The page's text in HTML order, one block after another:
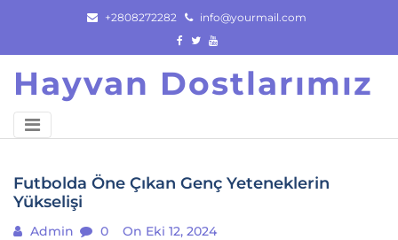
content
+2808272282 info@yourmail.com
Hayvan Dostlarımız
Futbolda Öne Çıkan Genç Yeteneklerin
Yükselişi
Admin 0
On Eki 12, 2024